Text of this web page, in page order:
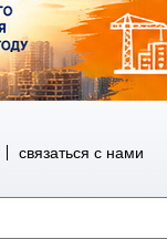
связаться с нами